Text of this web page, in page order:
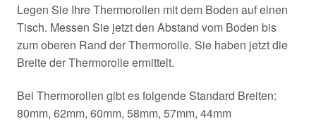
Legen Sie Ihre Thermorollen mit dem Boden auf einen
Tisch. Messen Sie jetzt den Abstand vom Boden bis
zum oberen Rand der Thermorolle. Sie haben jetzt die
Breite der Thermorolle ermittelt.
Bei Thermorollen gibt es folgende Standard Breiten:
80mm, 62mm, 60mm, 58mm, 57mm, 44mm